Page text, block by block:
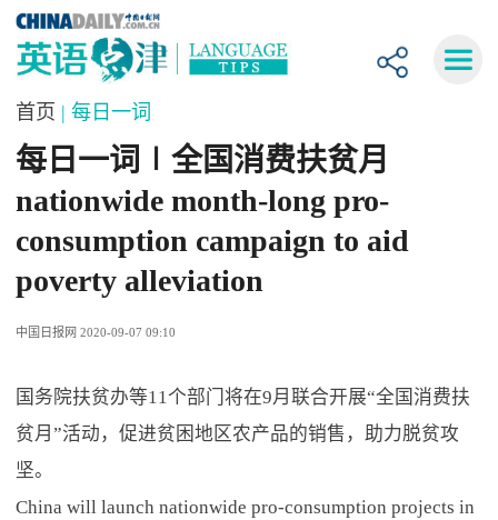
首页 | 每日一词
每日一词∣全国消费扶贫月
nationwide month-long pro-
consumption campaign to aid
poverty alleviation
中国日报网 2020-09-07 09:10
国务院扶贫办等11个部门将在9月联合开展“全国消费扶
贫月”活动，促进贫困地区农产品的销售，助力脱贫攻
坚。
China will launch nationwide pro-consumption projects in